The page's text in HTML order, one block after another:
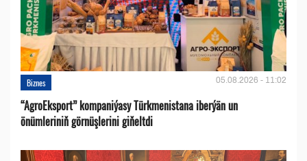
Biznes 05.08.2026 - 11:02
“AgroEksport” kompaniýasy Türkmenistana iberýän un
önümleriniň görnüşlerini giňeltdi